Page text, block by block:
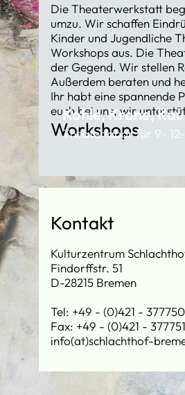
Die Theaterwerkstatt
umzu. Wir schaffen
Kinder und Jugendliche
Workshops aus. Die
der Gegend. Wir stellen
Außerdem beraten und
Ihr habt eine spannende
euch bei uns, wir
Workshops
Kohle, Krone,
Theaterlabor für 9-
Kontakt
Kulturzentrum
Findorffstr. 51
D-28215 Bremen
Tel: +49 - (0)421 - 377750
Fax: +49 - (0)421 -
info(at)schlachthof-